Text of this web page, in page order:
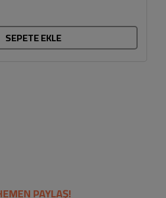
SEPETE EKLE
PAYLAŞ!